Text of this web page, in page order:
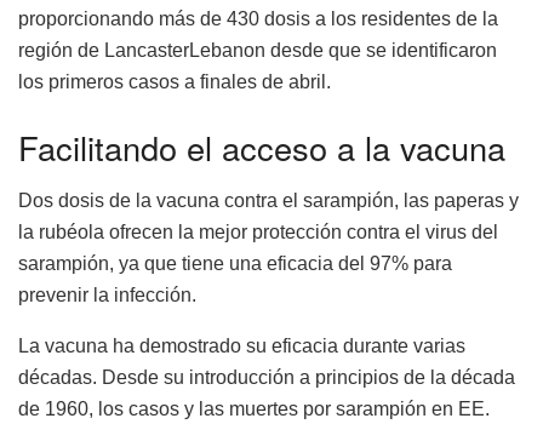
proporcionando más de 430 dosis a los residentes de la
región de LancasterLebanon desde que se identificaron
los primeros casos a finales de abril.
Facilitando el acceso a la vacuna
Dos dosis de la vacuna contra el sarampión, las paperas y
la rubéola ofrecen la mejor protección contra el virus del
sarampión, ya que tiene una eficacia del 97% para
prevenir la infección.
La vacuna ha demostrado su eficacia durante varias
décadas. Desde su introducción a principios de la década
de 1960, los casos y las muertes por sarampión en EE.